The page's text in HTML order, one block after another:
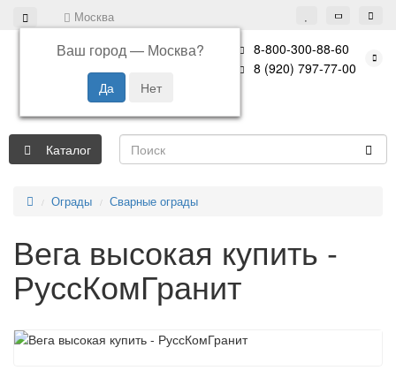
Москва
Ваш город — Москва?
8-800-300-88-60
8 (920) 797-77-00
Каталог
Ограды Сварные ограды
Вега высокая купить -
РуссКомГранит